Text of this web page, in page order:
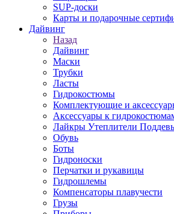
SUP-доски
Карты и подарочные
Дайвинг
Назад
Дайвинг
Маски
Трубки
Ласты
Гидрокостюмы
Комплектующие и
Аксессуары к
Лайкры Утеплители
Обувь
Боты
Гидроноски
Перчатки и рукавицы
Гидрошлемы
Компенсаторы плавучести
Грузы